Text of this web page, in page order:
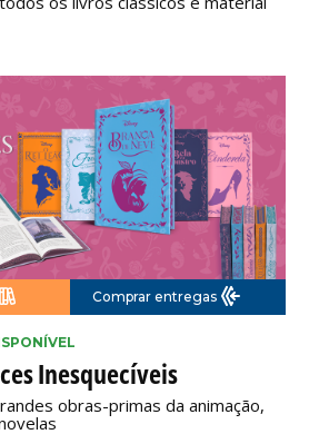
Comprar entregas
Inesquecíveis
obras-primas da animação,